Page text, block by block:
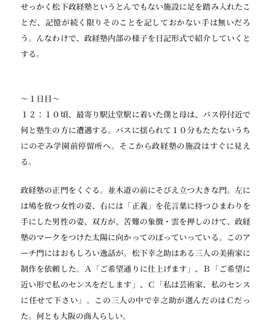
せっかく松下政経塾というとんでもない施設に足を踏み入れたこ
とだ、記憶が続く限りそのことを記しておかない手は無いだろ
う。んなわけで、政経塾内部の様子を日記形式で紹介していくと
する。
〜１日目〜
１２：１０頃、最寄り駅辻堂駅に着いた僕と母は、バス停付近で
何と塾生の方に遭遇する。バスに揺られて１０分もたたないうち
にのぞみ学園前停留所へ。そこから政経塾の施設はすぐに見え
る。
政経塾の正門をくぐる。並木道の前にそびえ立つ大きな門。左に
は鳩を放つ女性の姿、右には「正義」を花言葉に持つひまわりを
手にした男性の姿、双方が、苦難の象徴・雲を押しのけて、政経
塾のマークをつけた太陽に向かってのぼっていっている。このア
ーチ門にはおもしろい逸話が。松下幸之助はある三人の美術家に
制作を依頼した。Ａ「ご希望通りに仕上げます」、Ｂ「ご希望に
近い形で私のセンスをだします」、Ｃ「私は芸術家、私のセンス
に任せて下さい」。この三人の中で幸之助が選んだのはＣだっ
た。何とも大阪の商人らしい。